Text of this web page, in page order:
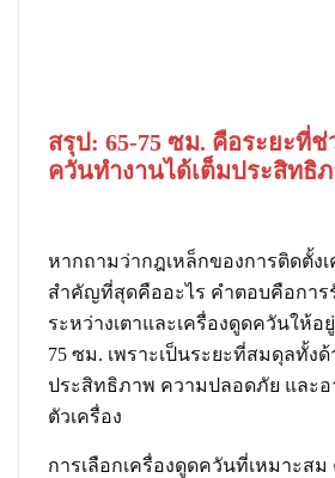
สรุป: 65-75 ซม. คือระยะที่ช่
ควันทำงานได้เต็มประสิทธิ
หากถามว่ากฎเหล็กของการติดตั้ง
สำคัญที่สุดคืออะไร คำตอบคือการ
ระหว่างเตาและเครื่องดูดควันให้อ
75 ซม. เพราะเป็นระยะที่สมดุลทั้ง
ประสิทธิภาพ ความปลอดภัย และอ
ตัวเครื่อง
การเลือกเครื่องดูดควันที่เหมาะส